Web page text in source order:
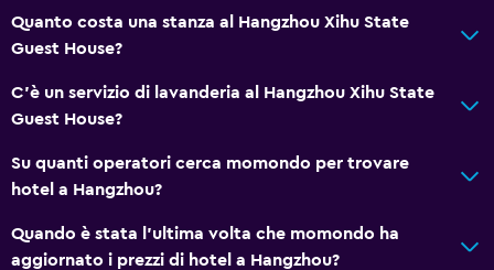
Quanto costa una stanza al Hangzhou Xihu State
Guest House?
C'è un servizio di lavanderia al Hangzhou Xihu State
Guest House?
Su quanti operatori cerca momondo per trovare
hotel a Hangzhou?
Quando è stata l'ultima volta che momondo ha
aggiornato i prezzi di hotel a Hangzhou?